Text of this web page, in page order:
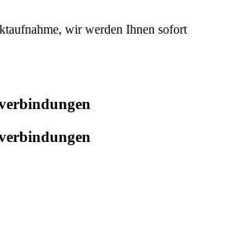
wir werden Ihnen sofort